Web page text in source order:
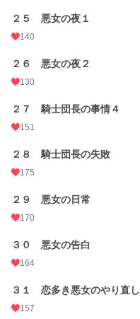
２５ 悪女の夜１
140
２６ 悪女の夜２
130
２７ 騎士団長の事情４
151
２８ 騎士団長の失敗
175
２９ 悪女の日常
170
３０ 悪女の告白
164
３１ 恋多き悪女のやり直し
157